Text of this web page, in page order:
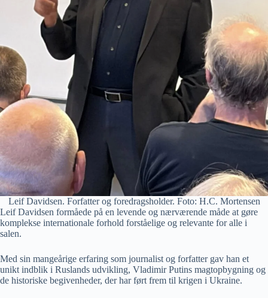
Leif Davidsen. Forfatter og foredragsholder. Foto: H.C. Mortensen
Leif Davidsen formåede på en levende og nærværende måde at gøre
komplekse internationale forhold forståelige og relevante for alle i
salen.
Med sin mangeårige erfaring som journalist og forfatter gav han et
unikt indblik i Ruslands udvikling, Vladimir Putins magtopbygning og
de historiske begivenheder, der har ført frem til krigen i Ukraine.